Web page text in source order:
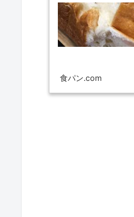
食パン.com